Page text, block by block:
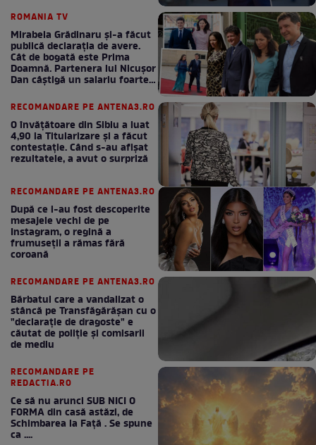
ROMANIA TV
Mirabela Grădinaru și-a făcut
publică declarația de avere.
Cât de bogată este Prima
Doamnă. Partenera lui Nicușor
Dan câștigă un salariu foarte
RECOMANDARE PE ANTENA3.RO
O învățătoare din Sibiu a luat
4,90 la Titularizare și a făcut
contestație. Când s-au afișat
rezultatele, a avut o surpriză
RECOMANDARE PE ANTENA3.RO
După ce i-au fost descoperite
mesajele vechi de pe
Instagram, o regină a
frumuseții a rămas fără
coroană
RECOMANDARE PE ANTENA3.RO
Bărbatul care a vandalizat o
stâncă pe Transfăgărășan cu o
"declaraţie de dragoste" e
căutat de poliție și comisarii
de mediu
RECOMANDARE PE
REDACTIA.RO
Ce să nu arunci SUB NICI O
FORMA din casă astăzi, de
Schimbarea la Față . Se spune
ca ....